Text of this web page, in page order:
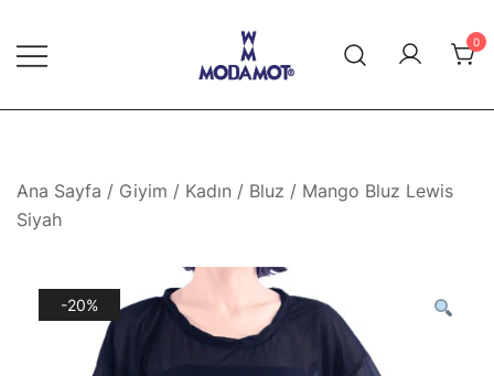
content
Modamot E-Ticaret
0
Ana Sayfa / Giyim / Kadın / Bluz / Mango Bluz Lewis
Siyah
-20%